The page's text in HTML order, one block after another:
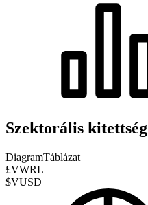
Szektorális kitettség
DiagramTáblázat
£VWRL
$VUSD